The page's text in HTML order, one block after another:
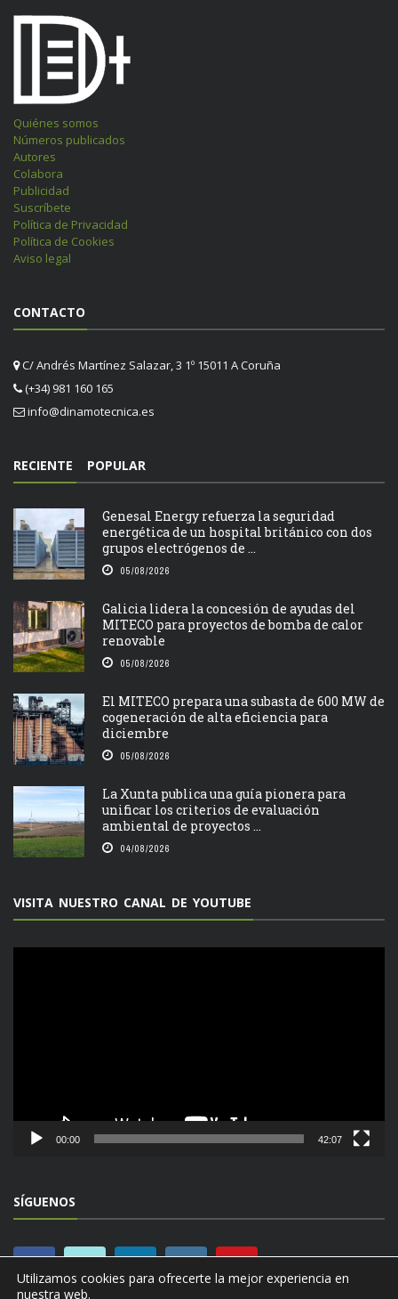
Quiénes somos
Números publicados
Autores
Colabora
Publicidad
Suscríbete
Política de Privacidad
Política de Cookies
Aviso legal
CONTACTO
C/ Andrés Martínez Salazar, 3 1º 15011 A Coruña
(+34) 981 160 165
info@dinamotecnica.es
RECIENTE POPULAR
Genesal Energy refuerza la seguridad
energética de un hospital británico con dos
grupos electrógenos de ...
05/08/2026
Galicia lidera la concesión de ayudas del
MITECO para proyectos de bomba de calor
renovable
05/08/2026
El MITECO prepara una subasta de 600 MW de
cogeneración de alta eficiencia para
diciembre
05/08/2026
La Xunta publica una guía pionera para
unificar los criterios de evaluación
ambiental de proyectos ...
04/08/2026
VISITA NUESTRO CANAL DE YOUTUBE
00:00 42:07
SÍGUENOS
Utilizamos cookies para ofrecerte la mejor experiencia en
nuestra web.